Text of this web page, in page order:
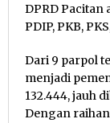
DPRD Pacitan
PDIP, PKB,
Dari 9 parpol
menjadi
132.444, jauh
Dengan